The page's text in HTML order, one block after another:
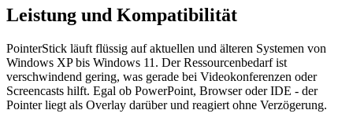
Leistung und Kompatibilität
PointerStick läuft flüssig auf aktuellen und älteren Systemen von
Windows XP bis Windows 11. Der Ressourcenbedarf ist
verschwindend gering, was gerade bei Videokonferenzen oder
Screencasts hilft. Egal ob PowerPoint, Browser oder IDE - der
Pointer liegt als Overlay darüber und reagiert ohne Verzögerung.